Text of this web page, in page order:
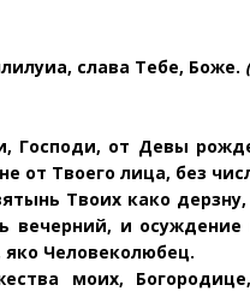
слава Тебе, Боже.
Господи, от Девы
от Твоего лица, без
Твоих како
вечерний, и
Человеколюбец.
моих, Бого